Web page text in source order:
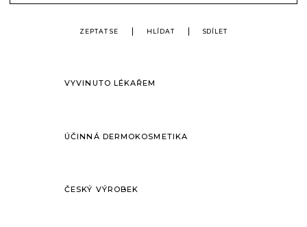
ZEPTAT SE HLÍDAT SDÍLET
VYVINUTO LÉKAŘEM
ÚČINNÁ DERMOKOSMETIKA
ČESKÝ VÝROBEK